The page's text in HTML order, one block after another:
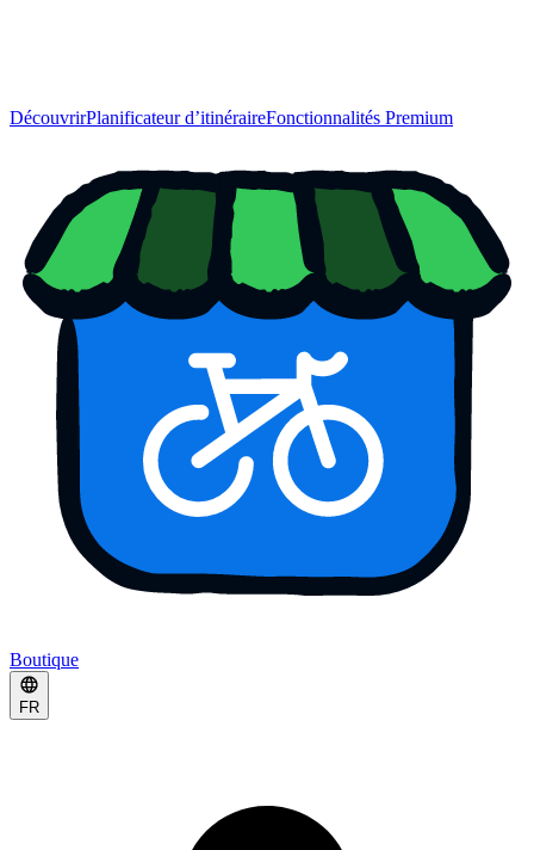
DécouvrirPlanificateur d’itinéraireFonctionnalités Premium
Boutique
FR